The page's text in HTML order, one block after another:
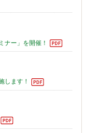
ナー」を開催！
します！